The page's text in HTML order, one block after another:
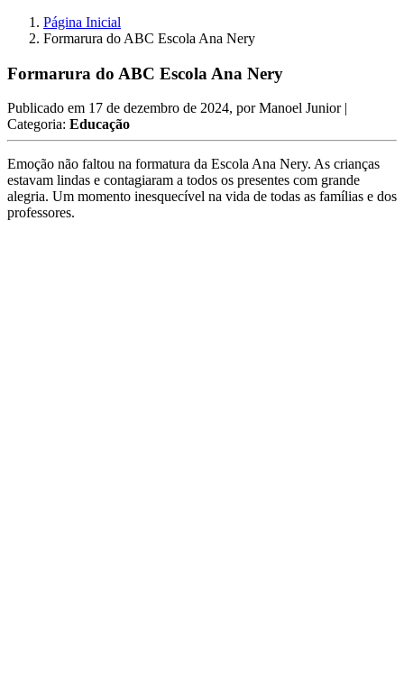
Página Inicial
Formarura do ABC Escola Ana Nery
Formarura do ABC Escola Ana Nery
Publicado em 17 de dezembro de 2024, porManoel Junior |
Categoria: Educação
Emoção não faltou na formatura da Escola Ana Nery. As crianças
estavam lindas e contagiaram a todos os presentes com grande
alegria. Um momento inesquecível na vida de todas as famílias e dos
professores.